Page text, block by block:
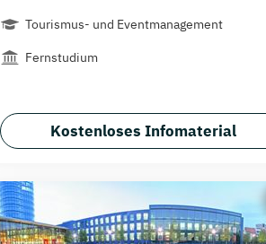
Tourismus- und Eventmanagement
Fernstudium
Kostenloses Infomaterial